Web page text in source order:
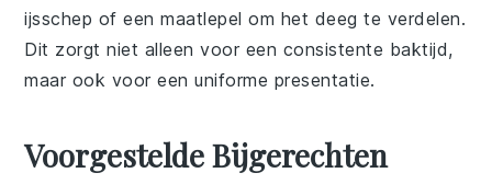
ijsschep of een maatlepel om het deeg te verdelen.
Dit zorgt niet alleen voor een consistente baktijd,
maar ook voor een uniforme presentatie.
Voorgestelde Bijgerechten